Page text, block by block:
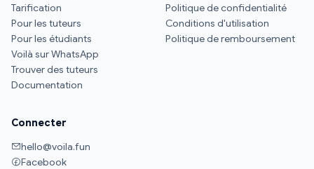
Tarification
Pour les tuteurs
Pour les étudiants
Voilà sur WhatsApp
Trouver des tuteurs
Documentation
Politique de confidentialité
Conditions d'utilisation
Politique de remboursement
Connecter
hello@voila.fun
Facebook